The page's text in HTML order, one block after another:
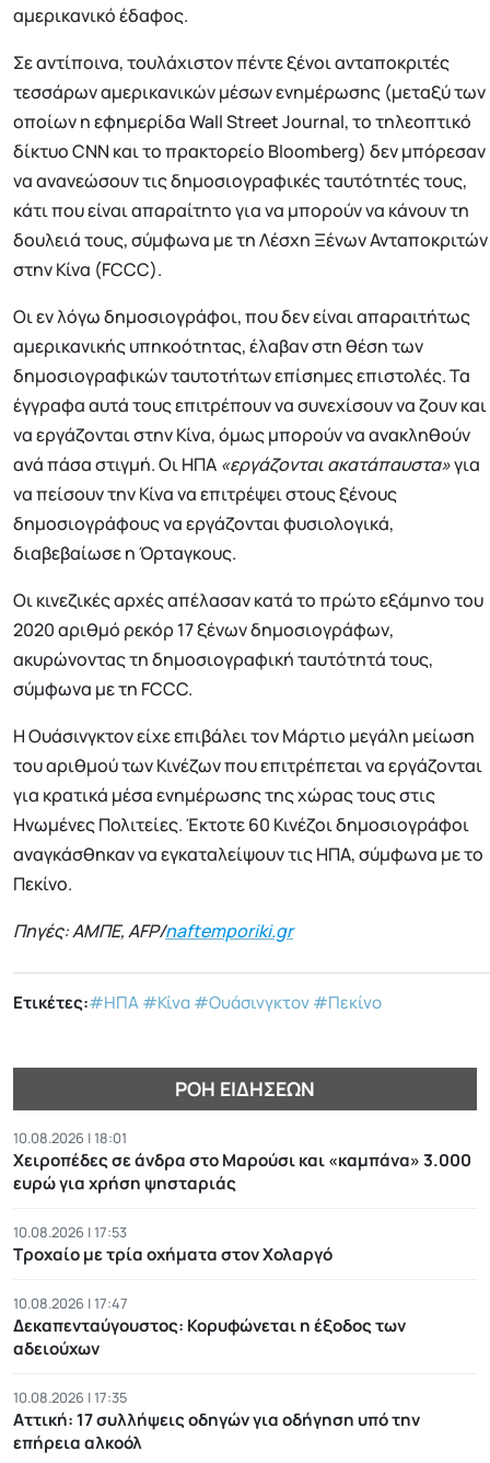
αμερικανικό έδαφος.
Σε αντίποινα, τουλάχιστον πέντε ξένοι ανταποκριτές
τεσσάρων αμερικανικών μέσων ενημέρωσης (μεταξύ των
οποίων η εφημερίδα Wall Street Journal, το τηλεοπτικό
δίκτυο CNN και το πρακτορείο Bloomberg) δεν μπόρεσαν
να ανανεώσουν τις δημοσιογραφικές ταυτότητές τους,
κάτι που είναι απαραίτητο για να μπορούν να κάνουν τη
δουλειά τους, σύμφωνα με τη Λέσχη Ξένων Ανταποκριτών
στην Κίνα (FCCC).
Οι εν λόγω δημοσιογράφοι, που δεν είναι απαραιτήτως
αμερικανικής υπηκοότητας, έλαβαν στη θέση των
δημοσιογραφικών ταυτοτήτων επίσημες επιστολές. Τα
έγγραφα αυτά τους επιτρέπουν να συνεχίσουν να ζουν και
να εργάζονται στην Κίνα, όμως μπορούν να ανακληθούν
ανά πάσα στιγμή. Οι ΗΠΑ «εργάζονται ακατάπαυστα»για
να πείσουν την Κίνα να επιτρέψει στους ξένους
δημοσιογράφους να εργάζονται φυσιολογικά,
διαβεβαίωσε η Όρταγκους.
Οι κινεζικές αρχές απέλασαν κατά το πρώτο εξάμηνο του
2020 αριθμό ρεκόρ 17 ξένων δημοσιογράφων,
ακυρώνοντας τη δημοσιογραφική ταυτότητά τους,
σύμφωνα με τη FCCC.
Η Ουάσινγκτον είχε επιβάλει τον Μάρτιο μεγάλη μείωση
του αριθμού των Κινέζων που επιτρέπεται να εργάζονται
για κρατικά μέσα ενημέρωσης της χώρας τους στις
Ηνωμένες Πολιτείες. Έκτοτε 60 Κινέζοι δημοσιογράφοι
αναγκάσθηκαν να εγκαταλείψουν τις ΗΠΑ, σύμφωνα με το
Πεκίνο.
Πηγές: ΑΜΠΕ, AFP/naftemporiki.gr
Ετικέτες:#ΗΠΑ#Κίνα#Ουάσινγκτον#Πεκίνο
ΡΟΉ ΕΙΔΉΣΕΩΝ
10.08.2026 | 18:01
Χειροπέδες σε άνδρα στο Μαρούσι και «καμπάνα» 3.000
ευρώ για χρήση ψησταριάς
10.08.2026 | 17:53
Τροχαίο με τρία οχήματα στον Χολαργό
10.08.2026 | 17:47
Δεκαπενταύγουστος: Κορυφώνεται η έξοδος των
αδειούχων
10.08.2026 | 17:35
Αττική: 17 συλλήψεις οδηγών για οδήγηση υπό την
επήρεια αλκοόλ